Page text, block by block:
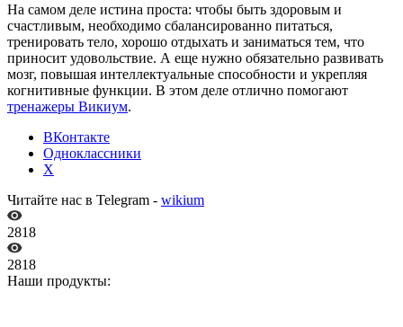
На самом деле истина проста: чтобы быть здоровым и
счастливым, необходимо сбалансированно питаться,
тренировать тело, хорошо отдыхать и заниматься тем, что
приносит удовольствие. А еще нужно обязательно развивать
мозг, повышая интеллектуальные способности и укрепляя
когнитивные функции. В этом деле отлично помогают
тренажеры Викиум.
ВКонтакте
Одноклассники
X
Читайте нас в Telegram - wikium
2818
2818
Наши продукты: